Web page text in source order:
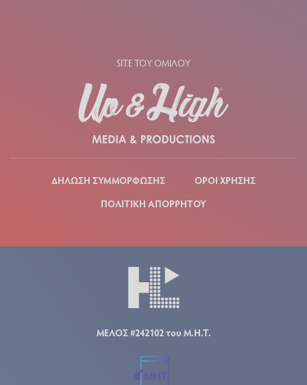
SITE ΤΟΥ ΟΜΙΛΟΥ
ΔΗΛΩΣΗ ΣΥΜΜΟΡΦΩΣΗΣ
ΟΡΟΙ ΧΡΗΣΗΣ
ΠΟΛΙΤΙΚΗ ΑΠΟΡΡΗΤΟΥ
ΜΕΛΟΣ #242102 του Μ.Η.Τ.